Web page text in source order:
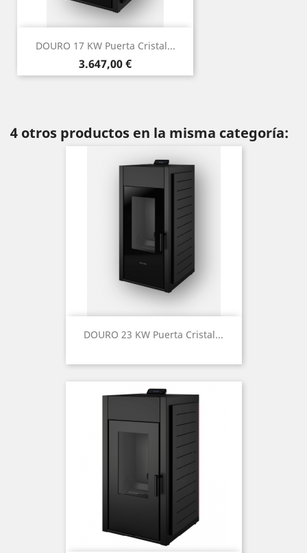
DOURO 17 KW Puerta Cristal...
Precio
3.647,00 €
4 otros productos en la misma categoría:
DOURO 23 KW Puerta Cristal...